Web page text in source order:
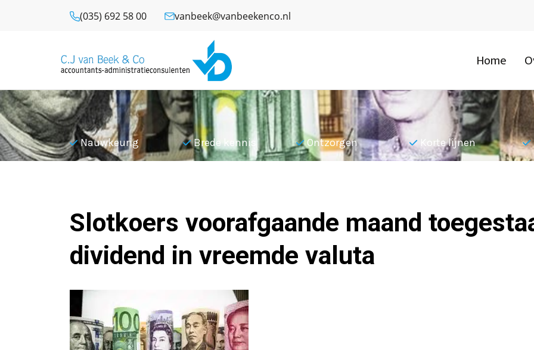
(035) 692 58 00 vanbeek@vanbeekenco.nl
Home
Nauwkeurig Brede kennis Ontzorgen Korte lijnen
Slotkoers voorafgaande maand
dividend in vreemde valuta